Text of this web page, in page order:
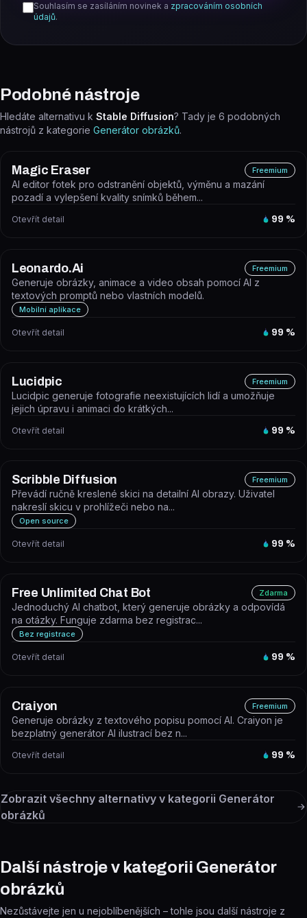
Souhlasím se zasíláním novinek a zpracováním osobních
údajů.
Podobné nástroje
Hledáte alternativu k Stable Diffusion? Tady je 6 podobných
nástrojů z kategorie Generátor obrázků.
Magic Eraser Freemium
AI editor fotek pro odstranění objektů, výměnu a mazání
pozadí a vylepšení kvality snímků během...
Otevřít detail 99 %
Leonardo.Ai Freemium
Generuje obrázky, animace a video obsah pomocí AI z
textových promptů nebo vlastních modelů.
Mobilní aplikace
Otevřít detail 99 %
Lucidpic Freemium
Lucidpic generuje fotografie neexistujících lidí a umožňuje
jejich úpravu i animaci do krátkých...
Otevřít detail 99 %
Scribble Diffusion Freemium
Převádí ručně kreslené skici na detailní AI obrazy. Uživatel
nakreslí skicu v prohlížeči nebo na...
Open source
Otevřít detail 99 %
Free Unlimited Chat Bot Zdarma
Jednoduchý AI chatbot, který generuje obrázky a odpovídá
na otázky. Funguje zdarma bez registrac...
Bez registrace
Otevřít detail 99 %
Craiyon Freemium
Generuje obrázky z textového popisu pomocí AI. Craiyon je
bezplatný generátor AI ilustrací bez n...
Otevřít detail 99 %
Zobrazit všechny alternativy v kategorii Generátor
obrázků
Další nástroje v kategorii Generátor
obrázků
Nezůstávejte jen u nejoblíbenějších – tohle jsou další nástroje z